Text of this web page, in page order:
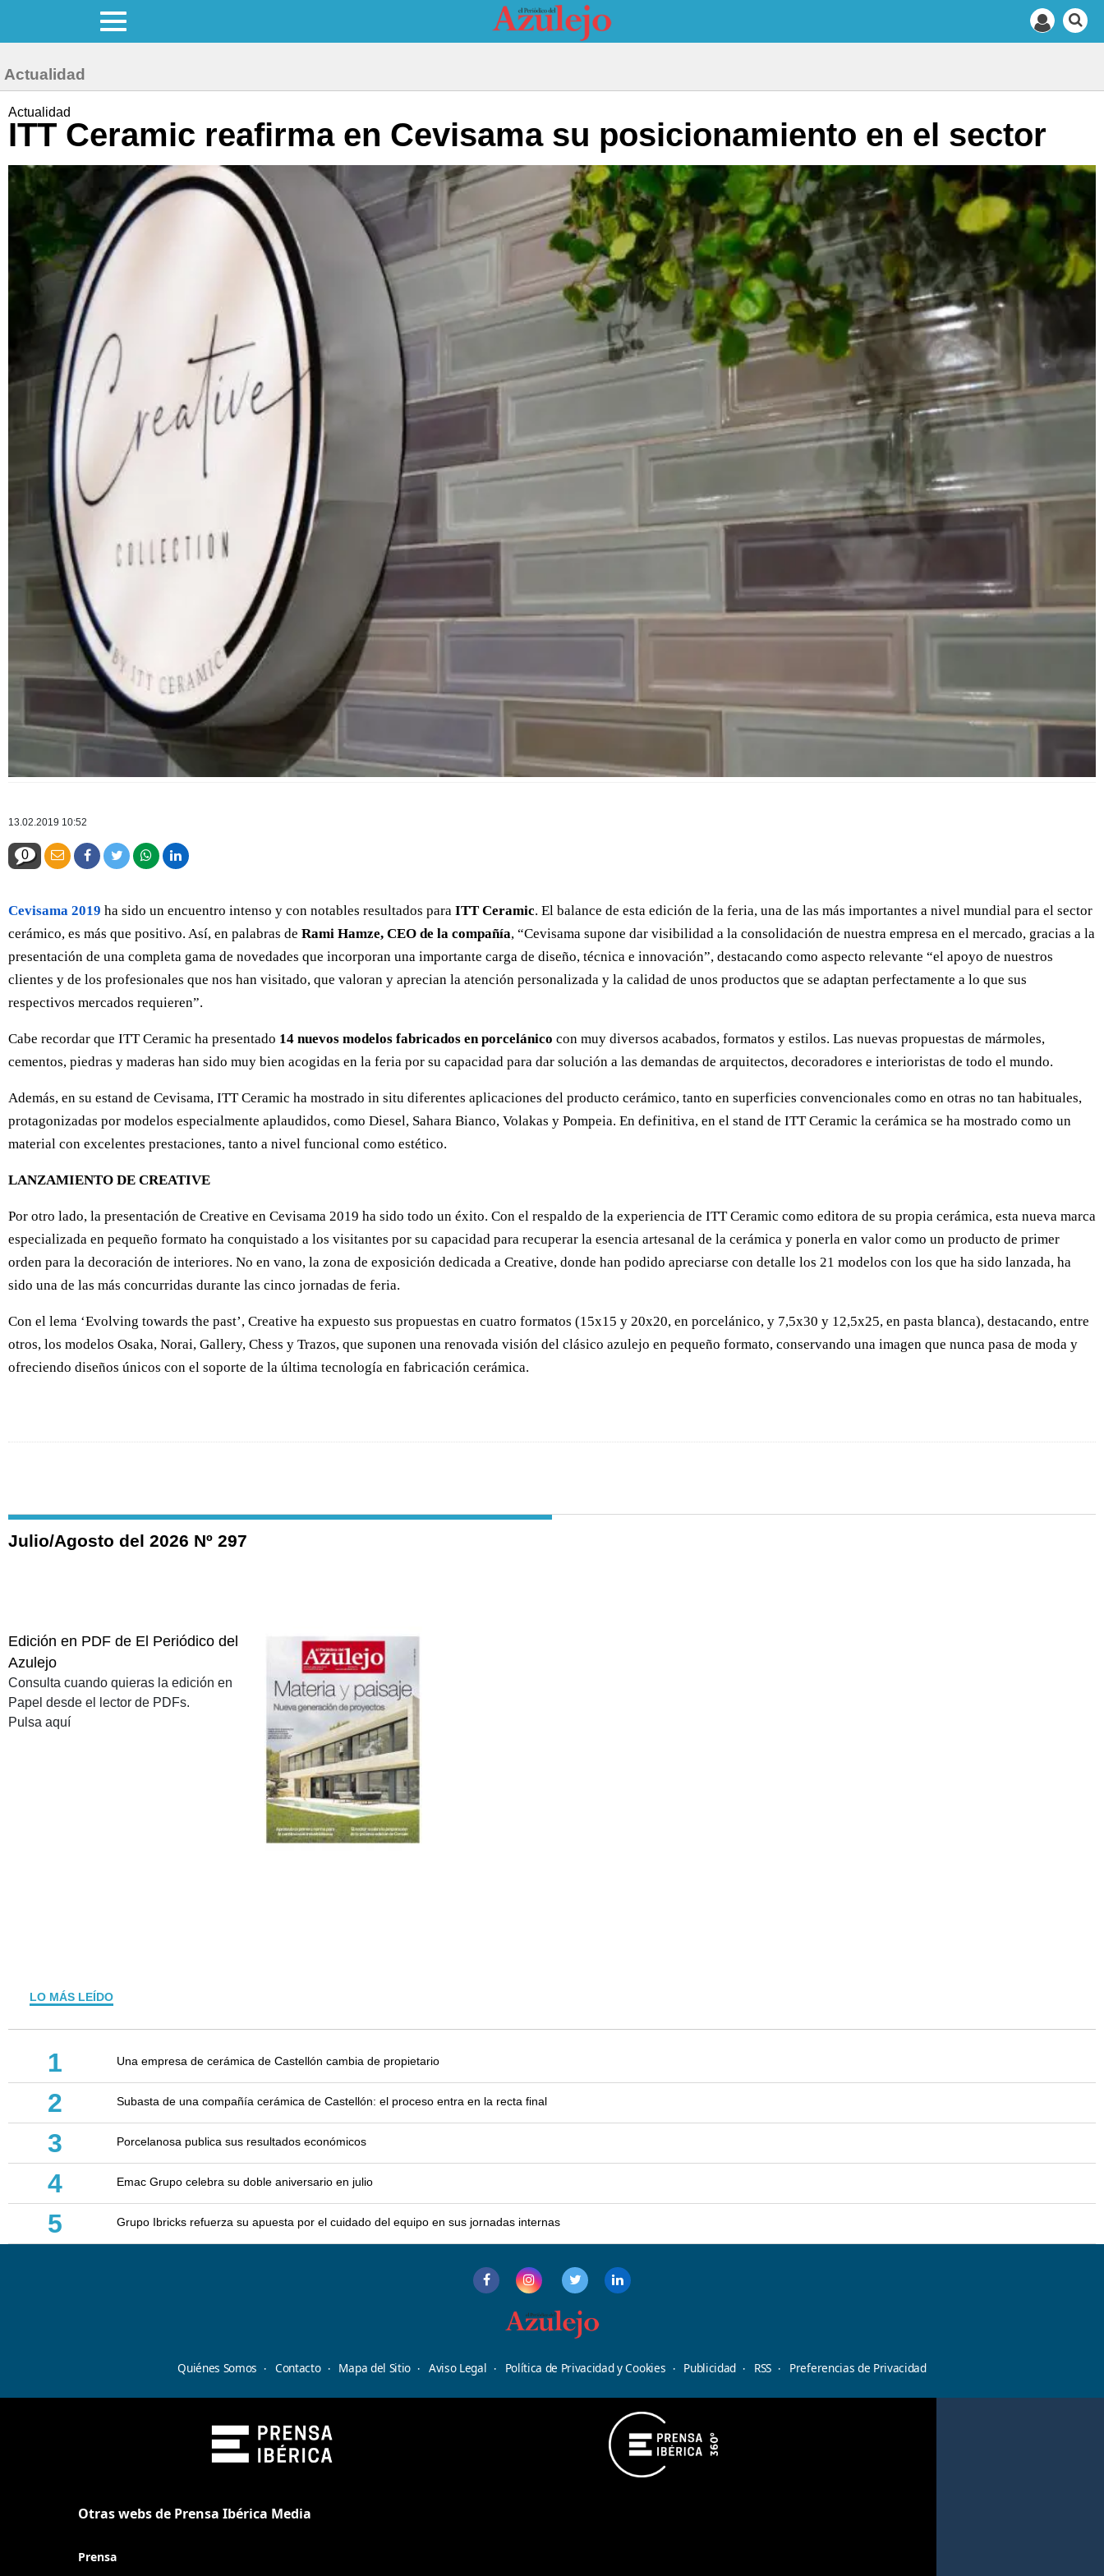
Actualidad
Actualidad
ITT Ceramic reafirma en Cevisama su posicionamiento en el sector
13.02.2019 10:52
0
Cevisama 2019 ha sido un encuentro intenso y con notables resultados para ITT Ceramic. El balance de esta edición de la feria, una de las más importantes a nivel mundial para el sector
cerámico, es más que positivo. Así, en palabras de Rami Hamze, CEO de la compañía, “Cevisama supone dar visibilidad a la consolidación de nuestra empresa en el mercado, gracias a la
presentación de una completa gama de novedades que incorporan una importante carga de diseño, técnica e innovación”, destacando como aspecto relevante “el apoyo de nuestros
clientes y de los profesionales que nos han visitado, que valoran y aprecian la atención personalizada y la calidad de unos productos que se adaptan perfectamente a lo que sus
respectivos mercados requieren”.
Cabe recordar que ITT Ceramic ha presentado 14 nuevos modelos fabricados en porcelánico con muy diversos acabados, formatos y estilos. Las nuevas propuestas de mármoles,
cementos, piedras y maderas han sido muy bien acogidas en la feria por su capacidad para dar solución a las demandas de arquitectos, decoradores e interioristas de todo el mundo.
Además, en su estand de Cevisama, ITT Ceramic ha mostrado in situ diferentes aplicaciones del producto cerámico, tanto en superficies convencionales como en otras no tan habituales,
protagonizadas por modelos especialmente aplaudidos, como Diesel, Sahara Bianco, Volakas y Pompeia. En definitiva, en el stand de ITT Ceramic la cerámica se ha mostrado como un
material con excelentes prestaciones, tanto a nivel funcional como estético.
LANZAMIENTO DE CREATIVE
Por otro lado, la presentación de Creative en Cevisama 2019 ha sido todo un éxito. Con el respaldo de la experiencia de ITT Ceramic como editora de su propia cerámica, esta nueva marca
especializada en pequeño formato ha conquistado a los visitantes por su capacidad para recuperar la esencia artesanal de la cerámica y ponerla en valor como un producto de primer
orden para la decoración de interiores. No en vano, la zona de exposición dedicada a Creative, donde han podido apreciarse con detalle los 21 modelos con los que ha sido lanzada, ha
sido una de las más concurridas durante las cinco jornadas de feria.
Con el lema ‘Evolving towards the past’, Creative ha expuesto sus propuestas en cuatro formatos (15x15 y 20x20, en porcelánico, y 7,5x30 y 12,5x25, en pasta blanca), destacando, entre
otros, los modelos Osaka, Norai, Gallery, Chess y Trazos, que suponen una renovada visión del clásico azulejo en pequeño formato, conservando una imagen que nunca pasa de moda y
ofreciendo diseños únicos con el soporte de la última tecnología en fabricación cerámica.
Julio/Agosto del 2026 Nº 297
Edición en PDF de El Periódico del
Azulejo
Consulta cuando quieras la edición en
Papel desde el lector de PDFs.
Pulsa aquí
LO MÁS LEÍDO
1 Una empresa de cerámica de Castellón cambia de propietario
2 Subasta de una compañía cerámica de Castellón: el proceso entra en la recta final
3 Porcelanosa publica sus resultados económicos
4 Emac Grupo celebra su doble aniversario en julio
5 Grupo Ibricks refuerza su apuesta por el cuidado del equipo en sus jornadas internas
Quiénes Somos Contacto Mapa del Sitio Aviso Legal Política de Privacidad y Cookies Publicidad RSS Preferencias de Privacidad
Otras webs de Prensa Ibérica Media
Prensa